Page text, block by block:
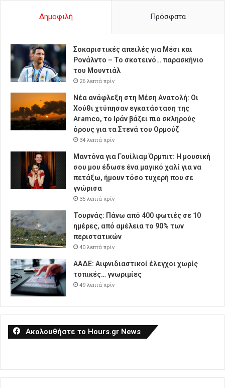
Δημοφιλή Πρόσφατα
Σοκαριστικές απειλές για Μέσι και
Ρονάλντο – Το σκοτεινό… παρασκήνιο
του Μουντιάλ
26 λεπτά πρίν
Νέα ανάφλεξη στη Μέση Ανατολή: Οι
Χούθι χτύπησαν εγκατάσταση της
Aramco, το Ιράν βάζει πιο σκληρούς
όρους για τα Στενά του Ορμούζ
34 λεπτά πρίν
Μαντόνα για Γουίλιαμ Όρμπιτ: Η μουσική
σου μου έδωσε ένα μαγικό χαλί για να
πετάξω, ήμουν τόσο τυχερή που σε
γνώρισα
35 λεπτά πρίν
Τουρνάς: Πάνω από 400 φωτιές σε 10
ημέρες, από αμέλεια το 90% των
περιστατικών
40 λεπτά πρίν
ΑΑΔΕ: Αιφνιδιαστικοί έλεγχοι χωρίς
τοπικές… γνωριμίες
49 λεπτά πρίν
Ακολουθήστε το Hours.gr News